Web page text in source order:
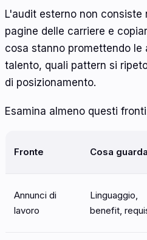
L'audit esterno non
pagine delle carriere e
cosa stanno promettendo le
talento, quali pattern si
di posizionamento.
Esamina almeno questi
Fronte Cosa
Annunci di
lavoro
Linguaggio,
benefit,